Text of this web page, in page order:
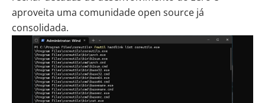
aproveita uma comunidade open source já
consolidada.